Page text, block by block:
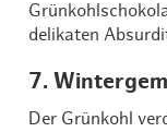
delikaten
7.
Der Grünkohl